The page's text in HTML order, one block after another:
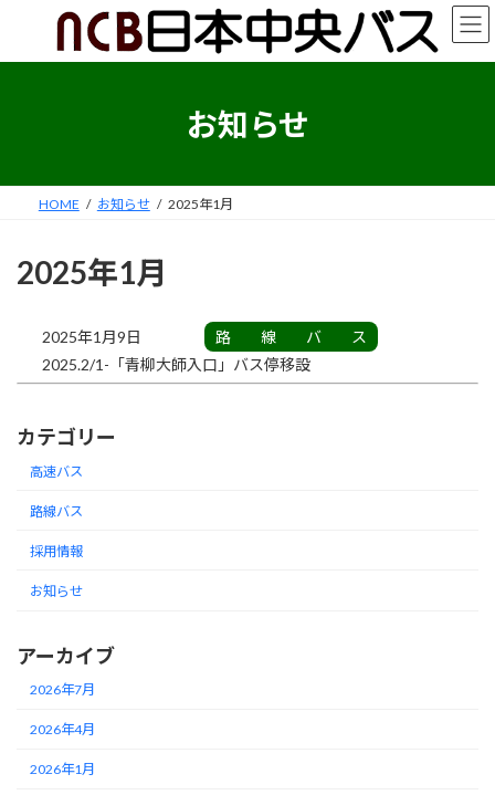
ッ
移
お知らせ
HOME お知らせ 2025年1月
2025年1月
2025年1月9日
路線バス
2025.2/1-「青柳大師入口」バス停移設
カテゴリー
高速バス
路線バス
採用情報
お知らせ
アーカイブ
2026年7月
2026年4月
2026年1月